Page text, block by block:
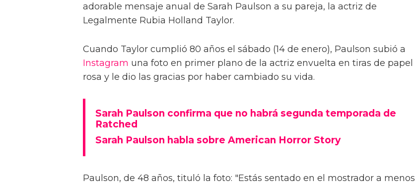
adorable mensaje anual de Sarah Paulson a su pareja, la actriz de
Legalmente Rubia Holland Taylor.
Cuando Taylor cumplió 80 años el sábado (14 de enero), Paulson subió a
Instagram una foto en primer plano de la actriz envuelta en tiras de papel
rosa y le dio las gracias por haber cambiado su vida.
Sarah Paulson confirma que no habrá segunda temporada de
Ratched
Sarah Paulson habla sobre American Horror Story
Paulson, de 48 años, tituló la foto: "Estás sentado en el mostrador a menos